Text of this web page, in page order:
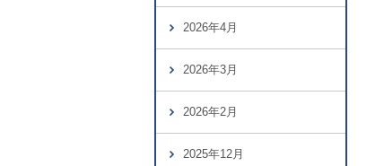
2026年4月
2026年3月
2026年2月
2025年12月